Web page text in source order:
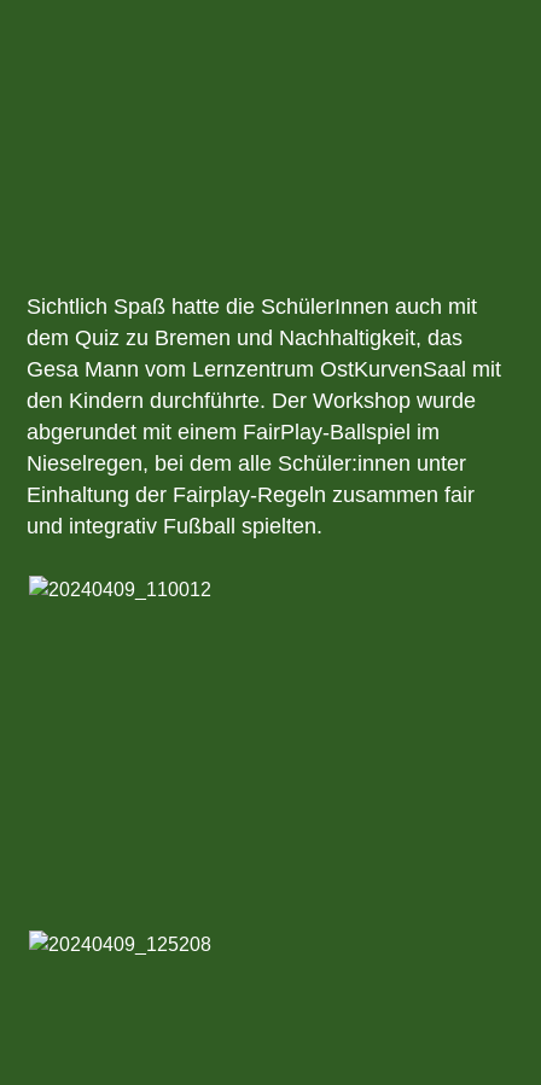
Sichtlich Spaß hatte die SchülerInnen auch mit
dem Quiz zu Bremen und Nachhaltigkeit, das
Gesa Mann vom Lernzentrum OstKurvenSaal mit
den Kindern durchführte. Der Workshop wurde
abgerundet mit einem FairPlay-Ballspiel im
Nieselregen, bei dem alle Schüler:innen unter
Einhaltung der Fairplay-Regeln zusammen fair
und integrativ Fußball spielten.